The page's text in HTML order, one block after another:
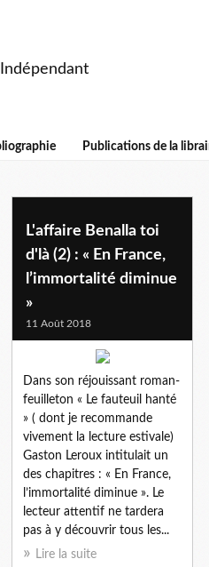
Publications de la
L'affaire Benalla toi
d'là (2) : « En France,
l’immortalité diminue
»
11 Août 2018
Dans son réjouissant roman-
feuilleton « Le fauteuil hanté
» ( dont je recommande
vivement la lecture estivale)
Gaston Leroux intitulait un
des chapitres : « En France,
l’immortalité diminue ». Le
lecteur attentif ne tardera
pas à y découvrir tous les...
Lire la suite